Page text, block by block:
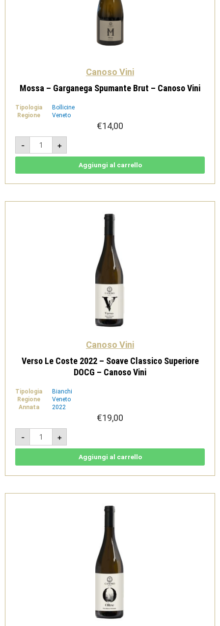
Canoso Vini
Mossa – Garganega Spumante Brut – Canoso Vini
Tipologia
Bollicine
Regione
Veneto
€14,00
-
Mossa
Garganega
Spumante
Vini
+
Aggiungi al carrello
Canoso Vini
Verso Le Coste 2022 – Soave Classico Superiore
DOCG – Canoso Vini
Tipologia
Bianchi
Regione
Veneto
Annata
2022
€19,00
-
Verso
Coste
2022
Superiore
Canoso
+
Aggiungi al carrello